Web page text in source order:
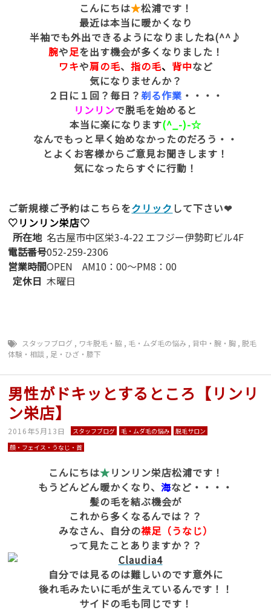
こんにちは★松浦です！
最近は本当に暖かくなり
半袖でも外出できるようになりましたね(^^♪
腕や足を出す機会が多くなりました！
ワキや肩の毛、 指の毛、 背中など
気になりませんか？
２日に１回？毎日？剃る作業 ・・・・
リンリンで脱毛を始めると
本当に楽になります(^_-)-☆
なんでもっと早く始めなかったのだろう・・
とよくお客様からご意見お聞きします！
気になったらすぐに行動！
ご新規様ご予約はこちらをクリック して下さい❤
♡リンリン栄店♡
所在地 名古屋市中区栄3-4-22 エフジー伊勢町ビル4F
電話番号052-259-2306
営業時間OPEN AM10：00～PM8：00
定休日 木曜日
スタッフブログ , ワキ脱毛・脇 , 毛・ムダ毛の悩み , 背中・腕・胸 ,脱毛
体験・相談 , 足・ひざ・膝下
男性がドキッとするところ【リンリ
ン栄店】
2016年5月13日 スタッフブログ 毛・ムダ毛の悩み
脱毛サロン
顔・フェイス・うなじ・首
こんにちは★リンリン栄店松浦です！
もうどんどん暖かくなり、 海など・・・・
髪の毛を結ぶ機会が
これから多くなるんでは？？
みなさん、自分の襟足（うなじ）
って見たことありますか？？
自分では見るのは難しいのです意外に
後れ毛みたいに毛が生えているんです！！
サイドの毛も同じです！